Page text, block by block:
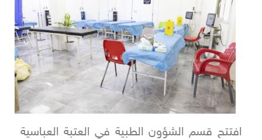
افتتح قسم الشؤون الطبية في العتبة العباسية